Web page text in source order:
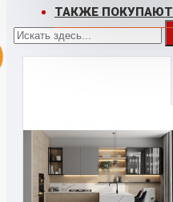
ТАКЖЕ ПОКУПАЮТ